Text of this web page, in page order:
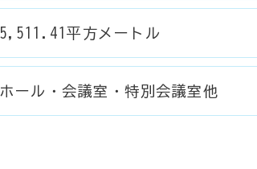
5,511.41平方メートル
ホール・会議室・特別会議室他